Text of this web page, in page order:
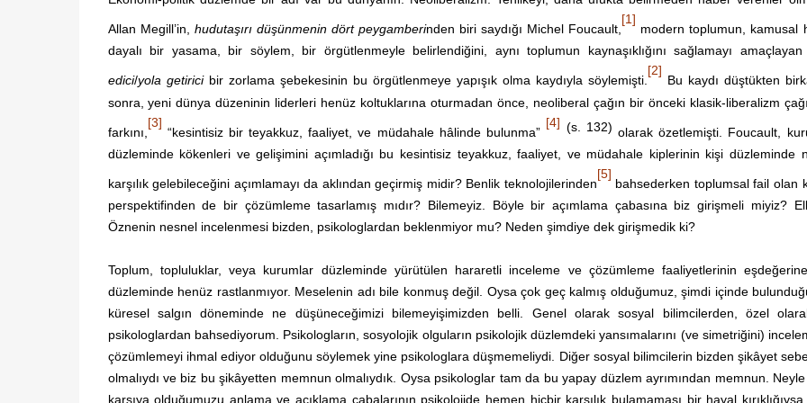
Allan Megill’in, hudutaşırı düşünmenin dört peygamberinden biri saydığı Michel Foucault,
[1]
modern toplumun, kamusal
dayalı bir yasama, bir söylem, bir örgütlenmeyle belirlendiğini, aynı toplumun kaynaşıklığını sağlamayı
edici/yola getiricibir zorlama şebekesinin bu örgütlenmeye yapışık olma kaydıyla söylemişti.
[2]
Bu kaydı düştükten
sonra, yeni dünya düzeninin liderleri henüz koltuklarına oturmadan önce, neoliberal çağın bir önceki klasik-liberalizm
farkını,
[3]
“kesintisiz bir teyakkuz, faaliyet, ve müdahale hâlinde bulunma”
[4] (s. 132) olarak özetlemişti. Foucault,
düzleminde kökenleri ve gelişimini açımladığı bu kesintisiz teyakkuz, faaliyet, ve müdahale kiplerinin kişi düzleminde
karşılık gelebileceğini açımlamayı da aklından geçirmiş midir? Benlik teknolojilerinden
[5]
bahsederken toplumsal fail olan
perspektifinden de bir çözümleme tasarlamış mıdır? Bilemeyiz. Böyle bir açımlama çabasına biz girişmeli miyiz?
Öznenin nesnel incelenmesi bizden, psikologlardan beklenmiyor mu? Neden şimdiye dek girişmedik ki?
Toplum, topluluklar, veya kurumlar düzleminde yürütülen hararetli inceleme ve çözümleme faaliyetlerinin
düzleminde henüz rastlanmıyor. Meselenin adı bile konmuş değil. Oysa çok geç kalmış olduğumuz, şimdi içinde
küresel salgın döneminde ne düşüneceğimizi bilemeyişimizden belli. Genel olarak sosyal bilimcilerden, özel
psikologlardan bahsediyorum. Psikologların, sosyolojik olguların psikolojik düzlemdeki yansımalarını (ve simetriğini)
çözümlemeyi ihmal ediyor olduğunu söylemek yine psikologlara düşmemeliydi. Diğer sosyal bilimcilerin bizden şikâyet
olmalıydı ve biz bu şikâyetten memnun olmalıydık. Oysa psikologlar tam da bu yapay düzlem ayrımından memnun. Neyle
karşıya olduğumuzu anlama ve açıklama çabalarının psikolojide hemen hiçbir karşılık bulamaması bir hayal